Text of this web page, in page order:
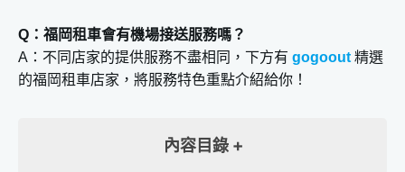
Q：福岡租車會有機場接送服務嗎？
A：不同店家的提供服務不盡相同，下方有 gogoout 精選
的福岡租車店家，將服務特色重點介紹給你！
內容目錄